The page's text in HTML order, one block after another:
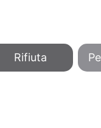
Rifiuta